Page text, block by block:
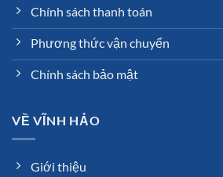
Chính sách thanh toán
Phương thức vận chuyển
Chính sách bảo mật
VỀ VĨNH HẢO
Giới thiệu